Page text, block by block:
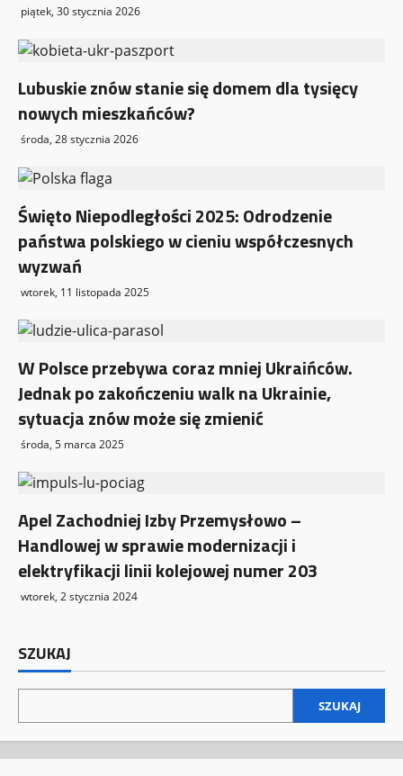
piątek, 30 stycznia 2026
Lubuskie znów stanie się domem dla tysięcy
nowych mieszkańców?
środa, 28 stycznia 2026
Święto Niepodległości 2025: Odrodzenie
państwa polskiego w cieniu współczesnych
wyzwań
wtorek, 11 listopada 2025
W Polsce przebywa coraz mniej Ukraińców.
Jednak po zakończeniu walk na Ukrainie,
sytuacja znów może się zmienić
środa, 5 marca 2025
Apel Zachodniej Izby Przemysłowo –
Handlowej w sprawie modernizacji i
elektryfikacji linii kolejowej numer 203
wtorek, 2 stycznia 2024
SZUKAJ
SZUKAJ